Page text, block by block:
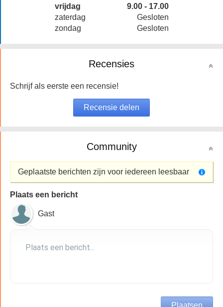
vrijdag
9.00 - 17.00
zaterdag
Gesloten
zondag
Gesloten
Recensies
Schrijf als eerste een recensie!
Community
Geplaatste berichten zijn voor iedereen leesbaar
Plaats een bericht
Gast